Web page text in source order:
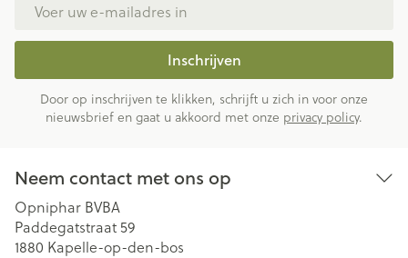
Inschrijven
Door op inschrijven te klikken, schrijft u zich in voor onze
nieuwsbrief en gaat u akkoord met onze privacy policy.
Neem contact met ons op
Opniphar BVBA
Paddegatstraat 59
1880 Kapelle-op-den-bos